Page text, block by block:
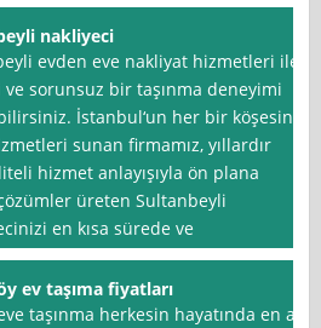
nakliyeci
evden eve nakliyat hizmetleri ile
sorunsuz bir taşınma deneyimi
İstanbul‘un her bir köşesine
sunan firmamız, yıllardır
hizmet anlayışıyla ön plana
üreten Sultanbeyli
en kısa sürede ve
ev taşıma fiyatları
taşınma herkesin hayatında en az